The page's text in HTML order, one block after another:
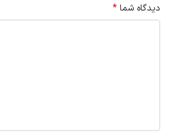
دیدگاه شما *